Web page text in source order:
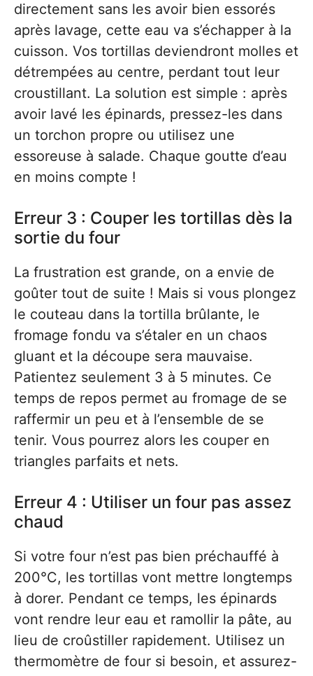
directement sans les avoir bien essorés
après lavage, cette eau va s’échapper à la
cuisson. Vos tortillas deviendront molles et
détrempées au centre, perdant tout leur
croustillant. La solution est simple : après
avoir lavé les épinards, pressez-les dans
un torchon propre ou utilisez une
essoreuse à salade. Chaque goutte d’eau
en moins compte !
Erreur 3 : Couper les tortillas dès la
sortie du four
La frustration est grande, on a envie de
goûter tout de suite ! Mais si vous plongez
le couteau dans la tortilla brûlante, le
fromage fondu va s’étaler en un chaos
gluant et la découpe sera mauvaise.
Patientez seulement 3 à 5 minutes. Ce
temps de repos permet au fromage de se
raffermir un peu et à l’ensemble de se
tenir. Vous pourrez alors les couper en
triangles parfaits et nets.
Erreur 4 : Utiliser un four pas assez
chaud
Si votre four n’est pas bien préchauffé à
200°C, les tortillas vont mettre longtemps
à dorer. Pendant ce temps, les épinards
vont rendre leur eau et ramollir la pâte, au
lieu de croûstiller rapidement. Utilisez un
thermomètre de four si besoin, et assurez-